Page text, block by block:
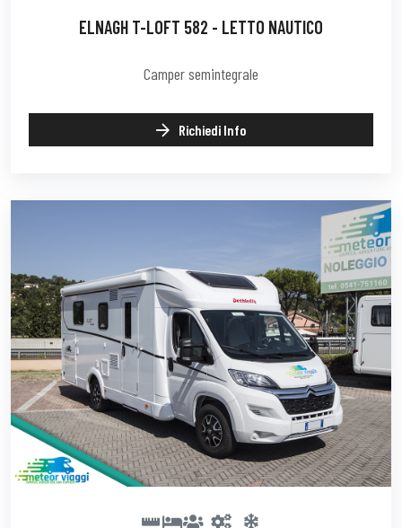
ELNAGH T-LOFT 582 - LETTO NAUTICO
Camper semintegrale
Richiedi Info